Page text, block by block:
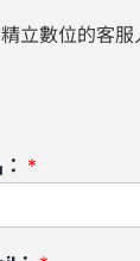
立數位的客
*